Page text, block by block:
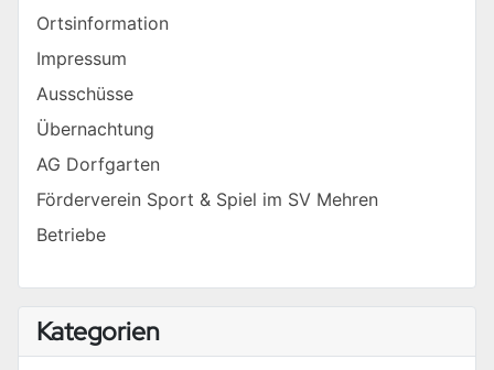
Ortsinformation
Impressum
Ausschüsse
Übernachtung
AG Dorfgarten
Förderverein Sport & Spiel im SV Mehren
Betriebe
Kategorien